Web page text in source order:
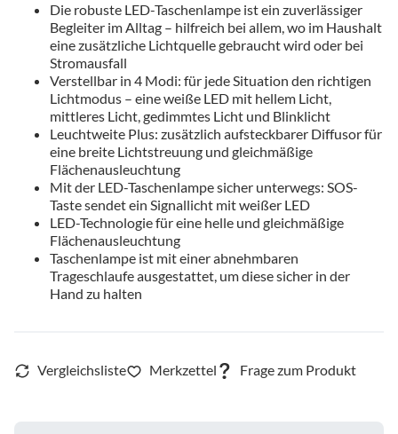
Die robuste LED-Taschenlampe ist ein zuverlässiger
Begleiter im Alltag – hilfreich bei allem, wo im Haushalt
eine zusätzliche Lichtquelle gebraucht wird oder bei
Stromausfall
Verstellbar in 4 Modi: für jede Situation den richtigen
Lichtmodus – eine weiße LED mit hellem Licht,
mittleres Licht, gedimmtes Licht und Blinklicht
Leuchtweite Plus: zusätzlich aufsteckbarer Diffusor für
eine breite Lichtstreuung und gleichmäßige
Flächenausleuchtung
Mit der LED-Taschenlampe sicher unterwegs: SOS-
Taste sendet ein Signallicht mit weißer LED
LED-Technologie für eine helle und gleichmäßige
Flächenausleuchtung
Taschenlampe ist mit einer abnehmbaren
Trageschlaufe ausgestattet, um diese sicher in der
Hand zu halten